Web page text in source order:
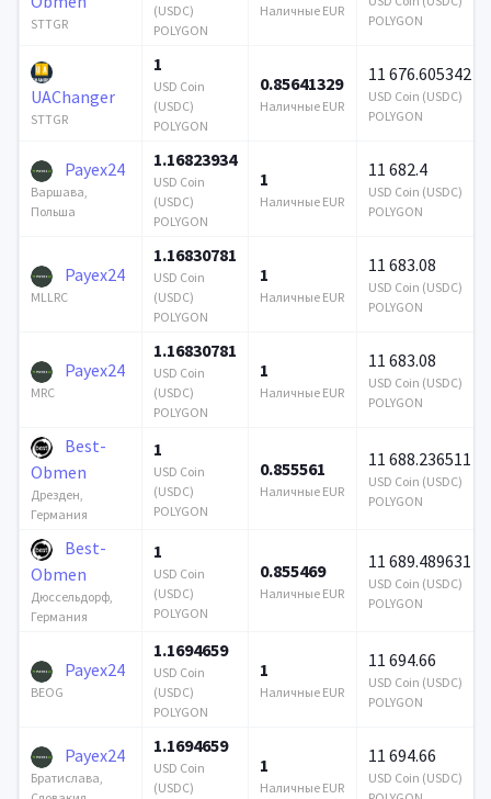
STTGR
(USDC)
POLYGON
Наличные EUR
POLYGON
UAChanger
STTGR
1
USD Coin
(USDC)
POLYGON
0.85641329
Наличные EUR
11 676.605342
USD Coin (USDC)
POLYGON
Payex24
Варшава,
Польша
1.16823934
USD Coin
(USDC)
POLYGON
1
Наличные EUR
11 682.4
USD Coin (USDC)
POLYGON
Payex24
MLLRC
1.16830781
USD Coin
(USDC)
POLYGON
1
Наличные EUR
11 683.08
USD Coin (USDC)
POLYGON
Payex24
MRC
1.16830781
USD Coin
(USDC)
POLYGON
1
Наличные EUR
11 683.08
USD Coin (USDC)
POLYGON
Best-
Obmen
Дрезден,
Германия
1
USD Coin
(USDC)
POLYGON
0.855561
Наличные EUR
11 688.236511
USD Coin (USDC)
POLYGON
Best-
Obmen
Дюссельдорф,
Германия
1
USD Coin
(USDC)
POLYGON
0.855469
Наличные EUR
11 689.489631
USD Coin (USDC)
POLYGON
Payex24
BEOG
1.1694659
USD Coin
(USDC)
POLYGON
1
Наличные EUR
11 694.66
USD Coin (USDC)
POLYGON
Payex24
Братислава,
1.1694659
USD Coin
(USDC)
1
Наличные EUR
11 694.66
USD Coin (USDC)